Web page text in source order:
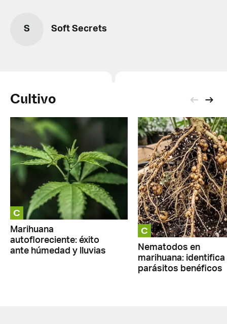
S Soft Secrets
Cultivo
C
Marihuana
autofloreciente: éxito
ante húmedad y lluvias
C
Nematodos en
marihuana: identifica
parásitos benéficos